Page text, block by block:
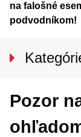
na falošné
podvodníkom!
Kultúra
Šport
Pozor